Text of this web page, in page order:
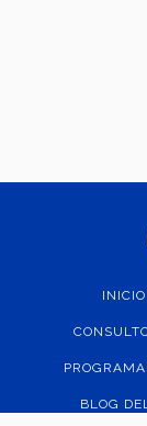
INICIO
BLOG